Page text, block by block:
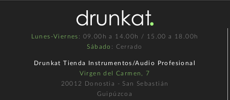
Lunes-Viernes : 09.00h a 14.00h / 15.00 a 18.00h
Sábado : Cerrado
Drunkat Tienda Instrumentos/Audio Profesional
Virgen del Carmen, 7
20012 Donostia - San Sebastián
Guipúzcoa